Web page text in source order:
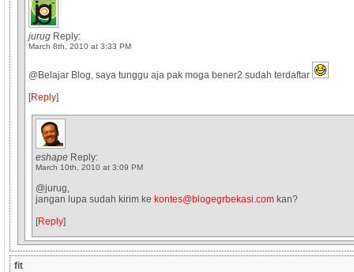
jurug Reply:
March 8th, 2010 at 3:33 PM
@Belajar Blog, saya tunggu aja pak moga bener2 sudah terdaftar
[Reply]
eshape Reply:
March 10th, 2010 at 3:09 PM
@jurug,
jangan lupa sudah kirim ke kontes@blogegrbekasi.com kan?
[Reply]
fit